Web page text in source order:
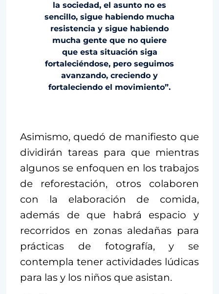
la sociedad, el asunto no es
sencillo, sigue habiendo mucha
resistencia y sigue habiendo
mucha gente que no quiere
que esta situación siga
fortaleciéndose, pero seguimos
avanzando, creciendo y
fortaleciendo el movimiento”.
Asimismo, quedó de manifiesto que
dividirán tareas para que mientras
algunos se enfoquen en los trabajos
de reforestación, otros colaboren
con la elaboración de comida,
además de que habrá espacio y
recorridos en zonas aledañas para
prácticas de fotografía, y se
contempla tener actividades lúdicas
para las y los niños que asistan.